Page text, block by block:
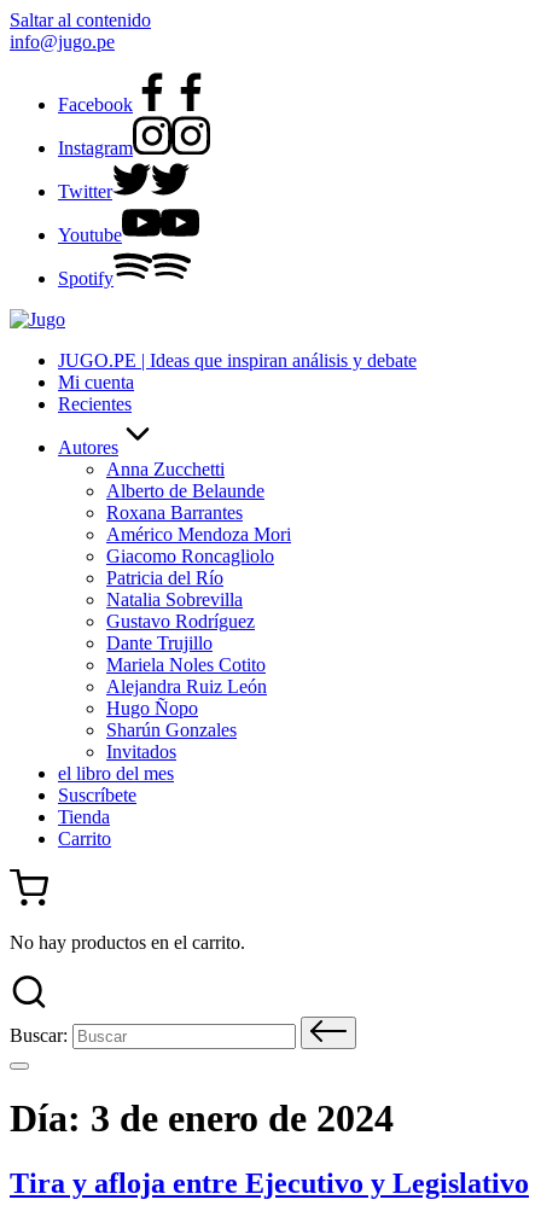
Saltar al contenido
info@jugo.pe
Facebook
Instagram
Twitter
Youtube
Spotify
JUGO.PE | Ideas que inspiran análisis y debate
Mi cuenta
Recientes
Autores
Anna Zucchetti
Alberto de Belaunde
Roxana Barrantes
Américo Mendoza Mori
Giacomo Roncagliolo
Patricia del Río
Natalia Sobrevilla
Gustavo Rodríguez
Dante Trujillo
Mariela Noles Cotito
Alejandra Ruiz León
Hugo Ñopo
Sharún Gonzales
Invitados
el libro del mes
Suscríbete
Tienda
Carrito
No hay productos en el carrito.
Buscar:
Día: 3 de enero de 2024
Tira y afloja entre Ejecutivo y Legislativo